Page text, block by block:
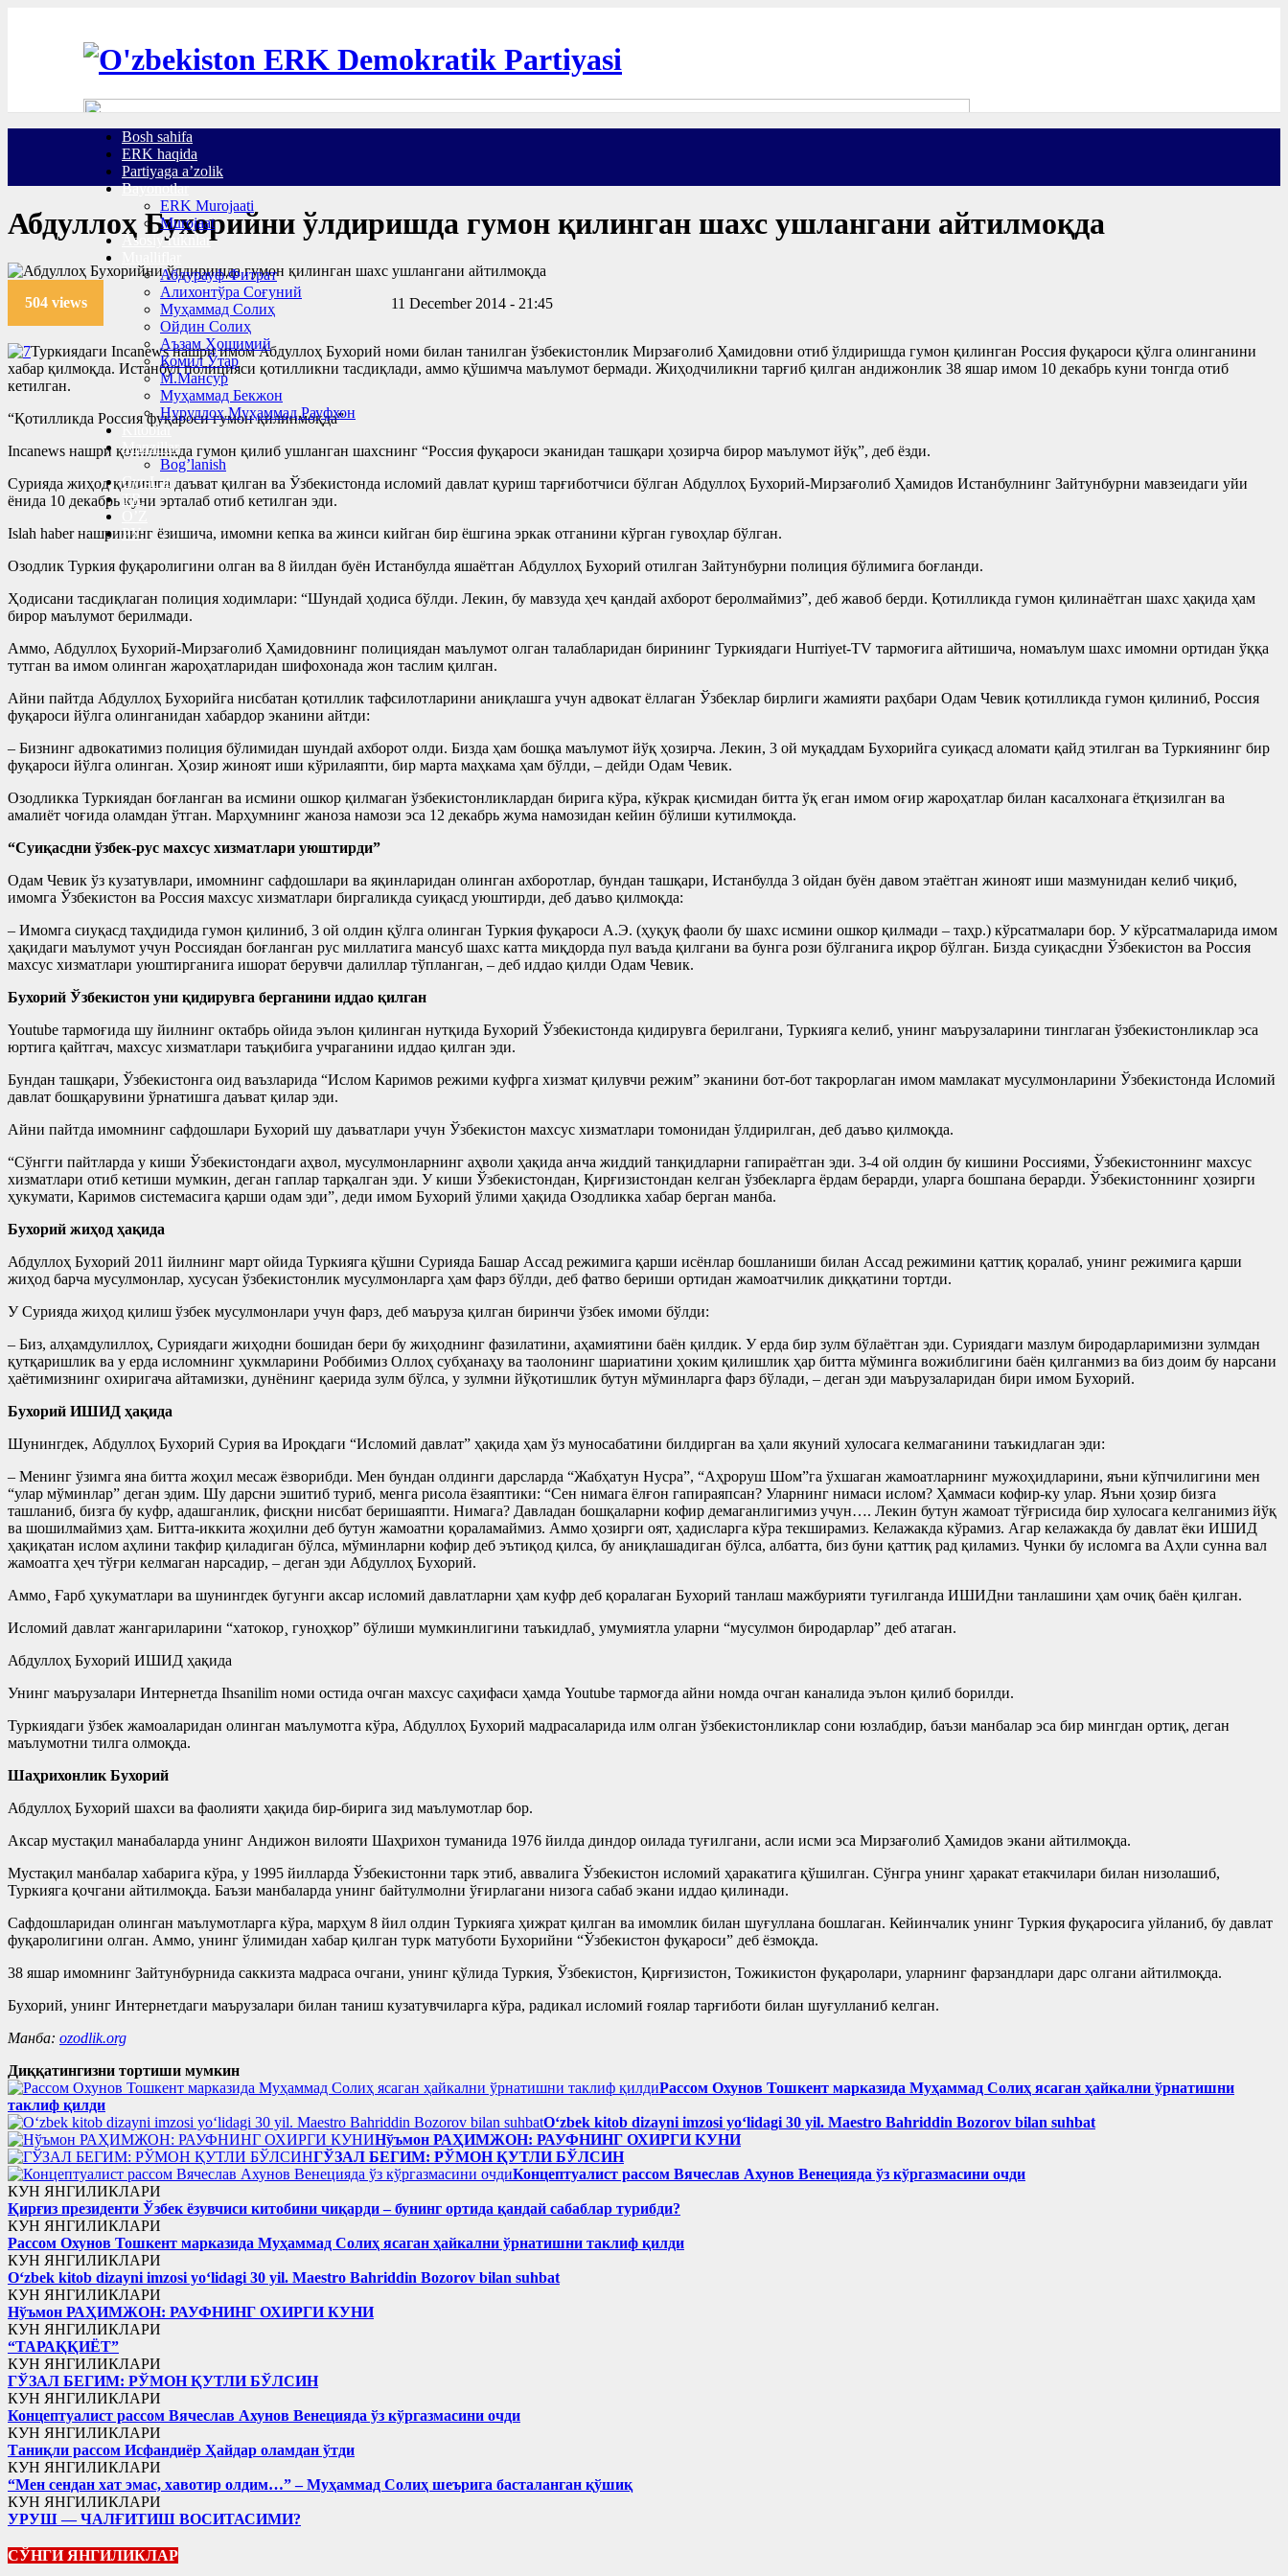
Bosh sahifa
ERK haqida
Partiyaga a’zolik
Bayonotlar
ERK Murojaati
Murojaat
Asosiy ruknlar
Абдурауф Фитрат
Алихонтўра Соғуний
Муҳаммад Солиҳ
Ойдин Солиҳ
Аъзам Ҳошимий
Комил Ўтар
М.Мансур
Муҳаммад Бекжон
Нуруллоҳ Муҳаммад Рауфхон
Kitoblar
Manzillar
Bog’lanish
Cyr-Lat
TR
РУ
Абдуллоҳ Бухорийни ўлдиришда гумон қилинган шахс ушлангани айтилмоқда
504 views 11 December 2014 - 21:45
Туркиядаги Incanews нашри имом Абдуллоҳ Бухорий номи билан танилган ўзбекистонлик Мирзағолиб Ҳамидовни отиб ўлдиришда гумон қилинган Россия фуқароси қўлга олинганини
хабар қилмоқда. Истанбул полицияси қотилликни тасдиқлади, аммо қўшимча маълумот бермади. Жиҳодчиликни тарғиб қилган андижонлик 38 яшар имом 10 декабрь куни тонгда отиб
кетилган.
“Қотилликда Россия фуқароси гумон қилинмоқда”
Incanews нашри қотилликда гумон қилиб ушланган шахснинг “Россия фуқароси эканидан ташқари ҳозирча бирор маълумот йўқ”, деб ёзди.
Сурияда жиҳод қилишга даъват қилган ва Ўзбекистонда исломий давлат қуриш тарғиботчиси бўлган Абдуллоҳ Бухорий-Мирзағолиб Ҳамидов Истанбулнинг Зайтунбурни мавзеидаги уйи
ёнида 10 декабрь куни эрталаб отиб кетилган эди.
Islah haber нашрининг ёзишича, имомни кепка ва жинси кийган бир ёшгина эркак отганини кўрган гувоҳлар бўлган.
Озодлик Туркия фуқаролигини олган ва 8 йилдан буён Истанбулда яшаётган Абдуллоҳ Бухорий отилган Зайтунбурни полиция бўлимига боғланди.
Ҳодисани тасдиқлаган полиция ходимлари: “Шундай ҳодиса бўлди. Лекин, бу мавзуда ҳеч қандай ахборот беролмаймиз”, деб жавоб берди. Қотилликда гумон қилинаётган шахс ҳақида ҳам
бирор маълумот берилмади.
Аммо, Абдуллоҳ Бухорий-Мирзағолиб Ҳамидовнинг полициядан маълумот олган талабларидан бирининг Туркиядаги Hurriyet-TV тармоғига айтишича, номаълум шахс имомни ортидан ўққа
тутган ва имом олинган жароҳатларидан шифохонада жон таслим қилган.
Айни пайтда Абдуллоҳ Бухорийга нисбатан қотиллик тафсилотларини аниқлашга учун адвокат ёллаган Ўзбеклар бирлиги жамияти раҳбари Одам Чевик қотилликда гумон қилиниб, Россия
фуқароси йўлга олинганидан хабардор эканини айтди:
– Бизнинг адвокатимиз полиция бўлимидан шундай ахборот олди. Бизда ҳам бошқа маълумот йўқ ҳозирча. Лекин, 3 ой муқаддам Бухорийга суиқасд аломати қайд этилган ва Туркиянинг бир
фуқароси йўлга олинган. Ҳозир жиноят иши кўрилаяпти, бир марта маҳкама ҳам бўлди, – дейди Одам Чевик.
Озодликка Туркиядан боғланган ва исмини ошкор қилмаган ўзбекистонликлардан бирига кўра, кўкрак қисмидан битта ўқ еган имом оғир жароҳатлар билан касалхонага ётқизилган ва
амалиёт чоғида оламдан ўтган. Марҳумнинг жаноза намози эса 12 декабрь жума намозидан кейин бўлиши кутилмоқда.
“Суиқасдни ўзбек-рус махсус хизматлари уюштирди”
Одам Чевик ўз кузатувлари, имомнинг сафдошлари ва яқинларидан олинган ахборотлар, бундан ташқари, Истанбулда 3 ойдан буён давом этаётган жиноят иши мазмунидан келиб чиқиб,
имомга Ўзбекистон ва Россия махсус хизматлари биргаликда суиқасд уюштирди, деб даъво қилмоқда:
– Имомга сиуқасд таҳдидида гумон қилиниб, 3 ой олдин қўлга олинган Туркия фуқароси А.Э. (ҳуқуқ фаоли бу шахс исмини ошкор қилмади – таҳр.) кўрсатмалари бор. У кўрсатмаларида имом
ҳақидаги маълумот учун Россиядан боғланган рус миллатига мансуб шахс катта миқдорда пул ваъда қилгани ва бунга рози бўлганига иқрор бўлган. Бизда суиқасдни Ўзбекистон ва Россия
махсус хизматлари уюштирганига ишорат берувчи далиллар тўпланган, – деб иддао қилди Одам Чевик.
Бухорий Ўзбекистон уни қидирувга берганини иддао қилган
Youtube тармоғида шу йилнинг октабрь ойида эълон қилинган нутқида Бухорий Ўзбекистонда қидирувга берилгани, Туркияга келиб, унинг маърузаларини тинглаган ўзбекистонликлар эса
юртига қайтгач, махсус хизматлари таъқибига учраганини иддао қилган эди.
Бундан ташқари, Ўзбекистонга оид ваъзларида “Ислом Каримов режими куфрга хизмат қилувчи режим” эканини бот-бот такрорлаган имом мамлакат мусулмонларини Ўзбекистонда Исломий
давлат бошқарувини ўрнатишга даъват қилар эди.
Айни пайтда имомнинг сафдошлари Бухорий шу даъватлари учун Ўзбекистон махсус хизматлари томонидан ўлдирилган, деб даъво қилмоқда.
“Сўнгги пайтларда у киши Ўзбекистондаги аҳвол, мусулмонларнинг аҳволи ҳақида анча жиддий танқидларни гапираётган эди. 3-4 ой олдин бу кишини Россиями, Ўзбекистоннинг махсус
хизматлари отиб кетиши мумкин, деган гаплар тарқалган эди. У киши Ўзбекистондан, Қирғизистондан келган ўзбекларга ёрдам берарди, уларга бошпана берарди. Ўзбекистоннинг ҳозирги
ҳукумати, Каримов системасига қарши одам эди”, деди имом Бухорий ўлими ҳақида Озодликка хабар берган манба.
Бухорий жиҳод ҳақида
Абдуллоҳ Бухорий 2011 йилнинг март ойида Туркияга қўшни Сурияда Башар Ассад режимига қарши исёнлар бошланиши билан Ассад режимини қаттиқ қоралаб, унинг режимига қарши
жиҳод барча мусулмонлар, хусусан ўзбекистонлик мусулмонларга ҳам фарз бўлди, деб фатво бериши ортидан жамоатчилик диққатини тортди.
У Сурияда жиҳод қилиш ўзбек мусулмонлари учун фарз, деб маъруза қилган биринчи ўзбек имоми бўлди:
– Биз, алҳамдулиллоҳ, Суриядаги жиҳодни бошидан бери бу жиҳоднинг фазилатини, аҳамиятини баëн қилдик. У ерда бир зулм бўлаëтган эди. Суриядаги мазлум биродарларимизни зулмдан
қутқаришлик ва у ерда исломнинг ҳукмларини Роббимиз Оллоҳ субҳанаҳу ва таолонинг шариатини ҳоким қилишлик ҳар битта мўминга вожиблигини баëн қилганмиз ва биз доим бу нарсани
ҳаëтимизнинг охиригача айтамизки, дунëнинг қаерида зулм бўлса, у зулмни йўқотишлик бутун мўминларга фарз бўлади, – деган эди маърузаларидан бири имом Бухорий.
Бухорий ИШИД ҳақида
Шунингдек, Абдуллоҳ Бухорий Сурия ва Ироқдаги “Исломий давлат” ҳақида ҳам ўз муносабатини билдирган ва ҳали якуний хулосага келмаганини таъкидлаган эди:
– Менинг ўзимга яна битта жоҳил месаж ëзворибди. Мен бундан олдинги дарсларда “Жабҳатун Нусра”, “Аҳроруш Шом”га ўхшаган жамоатларнинг мужоҳидларини, яъни кўпчилигини мен
“улар мўминлар” деган эдим. Шу дарсни эшитиб туриб, менга рисола ëзаяптики: “Сен нимага ëлғон гапираяпсан? Уларнинг нимаси ислом? Ҳаммаси кофир-ку улар. Яъни ҳозир бизга
ташланиб, бизга бу куфр, адашганлик, фисқни нисбат беришаяпти. Нимага? Давладан бошқаларни кофир демаганлигимиз учун…. Лекин бутун жамоат тўғрисида бир хулосага келганимиз йўқ
ва шошилмаймиз ҳам. Битта-иккита жоҳилни деб бутун жамоатни қораламаймиз. Аммо ҳозирги оят, ҳадисларга кўра текширамиз. Келажакда кўрамиз. Агар келажакда бу давлат ëки ИШИД
ҳақиқатан ислом аҳлини такфир қиладиган бўлса, мўминларни кофир деб эътиқод қилса, бу аниқлашадиган бўлса, албатта, биз буни қаттиқ рад қиламиз. Чунки бу исломга ва Аҳли сунна вал
жамоатга ҳеч тўғри келмаган нарсадир, – деган эди Абдуллоҳ Бухорий.
Аммо¸ Ғарб ҳукуматлари ва шунингдек бугунги аксар исломий давлатларни ҳам куфр деб қоралаган Бухорий танлаш мажбурияти туғилганда ИШИДни танлашини ҳам очиқ баëн қилган.
Исломий давлат жангариларини “хатокор¸ гуноҳкор” бўлиши мумкинлигини таъкидлаб¸ умумиятла уларни “мусулмон биродарлар” деб атаган.
Абдуллоҳ Бухорий ИШИД ҳақида
Унинг маърузалари Интернетда Ihsanilim номи остида очган махсус саҳифаси ҳамда Youtube тармоғда айни номда очган каналида эълон қилиб борилди.
Туркиядаги ўзбек жамоаларидан олинган маълумотга кўра, Абдуллоҳ Бухорий мадрасаларида илм олган ўзбекистонликлар сони юзлабдир, баъзи манбалар эса бир мингдан ортиқ, деган
маълумотни тилга олмоқда.
Шаҳрихонлик Бухорий
Абдуллоҳ Бухорий шахси ва фаолияти ҳақида бир-бирига зид маълумотлар бор.
Аксар мустақил манабаларда унинг Андижон вилояти Шаҳрихон туманида 1976 йилда диндор оилада туғилгани, асли исми эса Мирзағолиб Ҳамидов экани айтилмоқда.
Мустақил манбалар хабарига кўра, у 1995 йилларда Ўзбекистонни тарк этиб, аввалига Ўзбекистон исломий ҳаракатига қўшилган. Сўнгра унинг ҳаракат етакчилари билан низолашиб,
Туркияга қочгани айтилмоқда. Баъзи манбаларда унинг байтулмолни ўғирлагани низога сабаб экани иддао қилинади.
Сафдошларидан олинган маълумотларга кўра, марҳум 8 йил олдин Туркияга ҳижрат қилган ва имомлик билан шуғуллана бошлаган. Кейинчалик унинг Туркия фуқаросига уйланиб, бу давлат
фуқаролигини олган. Аммо, унинг ўлимидан хабар қилган турк матуботи Бухорийни “Ўзбекистон фуқароси” деб ёзмоқда.
38 яшар имомнинг Зайтунбурнида саккизта мадраса очгани, унинг қўлида Туркия, Ўзбекистон, Қирғизистон, Тожикистон фуқаролари, уларнинг фарзандлари дарс олгани айтилмоқда.
Бухорий, унинг Интернетдаги маърузалари билан таниш кузатувчиларга кўра, радикал исломий ғоялар тарғиботи билан шуғулланиб келган.
Манба: ozodlik.org
Диққатингизни тортиши мумкин
Рассом Охунов Тошкент марказида Муҳаммад Солиҳ яcаган ҳайкални ўрнатишни
таклиф қилди
Oʻzbek kitob dizayni imzosi yoʻlidagi 30 yil. Maestro Bahriddin Bozorov bilan suhbat
Нўъмон РАҲИМЖОН: РАУФНИНГ ОХИРГИ КУНИ
ГЎЗАЛ БЕГИМ: РЎМОН ҚУТЛИ БЎЛСИН
Концептуалист рассом Вячеслав Ахунов Венецияда ўз кўргазмасини очди
КУН ЯНГИЛИКЛАРИ
Қирғиз президенти Ўзбек ёзувчиси китобини чиқарди – бунинг ортида қандай сабаблар турибди?
КУН ЯНГИЛИКЛАРИ
Рассом Охунов Тошкент марказида Муҳаммад Солиҳ яcаган ҳайкални ўрнатишни таклиф қилди
КУН ЯНГИЛИКЛАРИ
Oʻzbek kitob dizayni imzosi yoʻlidagi 30 yil. Maestro Bahriddin Bozorov bilan suhbat
КУН ЯНГИЛИКЛАРИ
Нўъмон РАҲИМЖОН: РАУФНИНГ ОХИРГИ КУНИ
КУН ЯНГИЛИКЛАРИ
“ТАРАҚҚИЁТ”
КУН ЯНГИЛИКЛАРИ
ГЎЗАЛ БЕГИМ: РЎМОН ҚУТЛИ БЎЛСИН
КУН ЯНГИЛИКЛАРИ
Концептуалист рассом Вячеслав Ахунов Венецияда ўз кўргазмасини очди
КУН ЯНГИЛИКЛАРИ
Таниқли рассом Исфандиёр Ҳайдар оламдан ўтди
КУН ЯНГИЛИКЛАРИ
“Мен сендан хат эмас, хавотир олдим…” – Муҳаммад Солиҳ шеърига басталанган қўшиқ
КУН ЯНГИЛИКЛАРИ
УРУШ — ЧАЛҒИТИШ ВОСИТАСИМИ?
СЎНГИ ЯНГИЛИКЛАР